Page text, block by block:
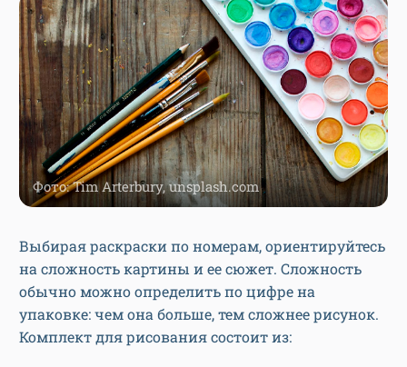
Фото: Tim Arterbury, unsplash.com
Выбирая раскраски по номерам, ориентируйтесь
на сложность картины и ее сюжет. Сложность
обычно можно определить по цифре на
упаковке: чем она больше, тем сложнее рисунок.
Комплект для рисования состоит из: